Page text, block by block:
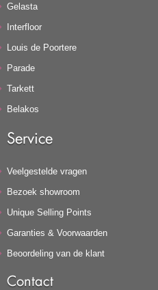
Gelasta
Interfloor
Louis de Poortere
Parade
Tarkett
Belakos
Service
Veelgestelde vragen
Bezoek showroom
Unique Selling Points
Garanties & Voorwaarden
Beoordeling van de klant
Contact